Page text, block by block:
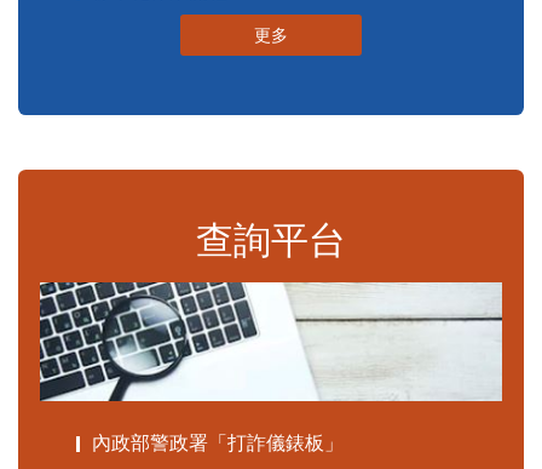
更多
查詢平台
內政部警政署「打詐儀錶板」